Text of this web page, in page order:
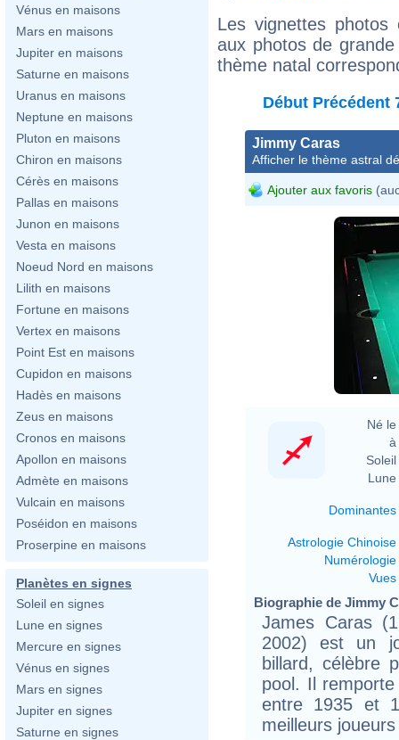
Vénus en maisons
Mars en maisons
Jupiter en maisons
Saturne en maisons
Uranus en maisons
Neptune en maisons
Pluton en maisons
Chiron en maisons
Cérès en maisons
Pallas en maisons
Junon en maisons
Vesta en maisons
Noeud Nord en maisons
Lilith en maisons
Fortune en maisons
Vertex en maisons
Point Est en maisons
Cupidon en maisons
Hadès en maisons
Zeus en maisons
Cronos en maisons
Apollon en maisons
Admète en maisons
Vulcain en maisons
Poséidon en maisons
Proserpine en maisons
Planètes en signes
Soleil en signes
Lune en signes
Mercure en signes
Vénus en signes
Mars en signes
Jupiter en signes
Saturne en signes
Les vignettes
aux photos de
thème natal
Début Précédent
Jimmy Caras
Afficher le thème astral
Ajouter aux favoris
Né le
à
Soleil
Lune
Dominantes
Astrologie Chinoise
Numérologie
Vues
Biographie de Jimmy
James Caras
2002) est un
billard, célèbre
pool. Il
entre 1935 et
meilleurs